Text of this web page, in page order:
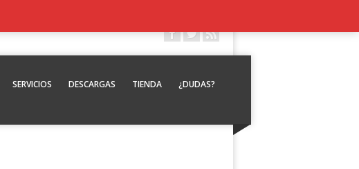
SERVICIOS DESCARGAS TIENDA ¿DUDAS?